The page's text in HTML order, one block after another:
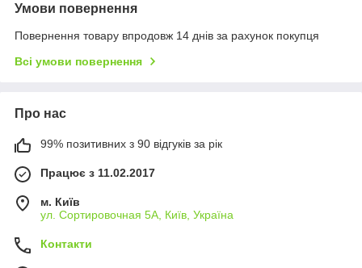
Умови повернення
Повернення товару впродовж 14 днів за рахунок покупця
Всі умови повернення
Про нас
99% позитивних з 90 відгуків за рік
Працює з 11.02.2017
м. Київ
ул. Сортировочная 5А, Київ, Україна
Контакти